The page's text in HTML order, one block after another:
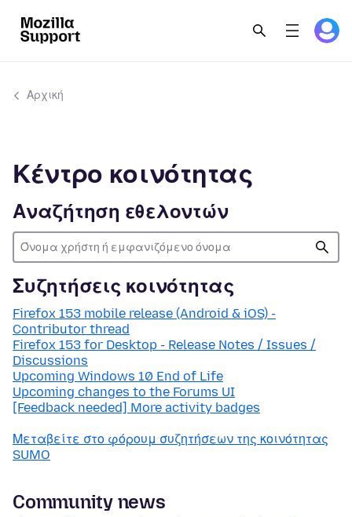
Αρχική
Κέντρο κοινότητας
Αναζήτηση εθελοντών
Συζητήσεις κοινότητας
Firefox 153 mobile release (Android & iOS) -
Contributor thread
Firefox 153 for Desktop - Release Notes / Issues /
Discussions
Upcoming Windows 10 End of Life
Upcoming changes to the Forums UI
[Feedback needed] More activity badges
Μεταβείτε στο φόρουμ συζητήσεων της κοινότητας
SUMO
Community news